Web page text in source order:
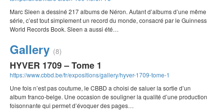
Marc Sleen a dessiné 217 albums de Néron. Autant d’albums d’une même
série, c’est tout simplement un record du monde, consacré par le Guinness
World Records Book. Sleen a aussi été…
Gallery (8)
HYVER 1709 – Tome 1
https://www.cbbd.be/fr/expositions/gallery/hyver-1709-tome-1
Une fois n’est pas coutume, le CBBD a choisi de saluer la sortie d’un
album franco-belge. Une occasion de souligner la qualité d’une production
foisonnante qui permet d’évoquer des pages…